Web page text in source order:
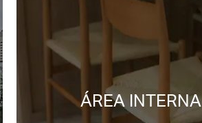
ÁREA INTERNA